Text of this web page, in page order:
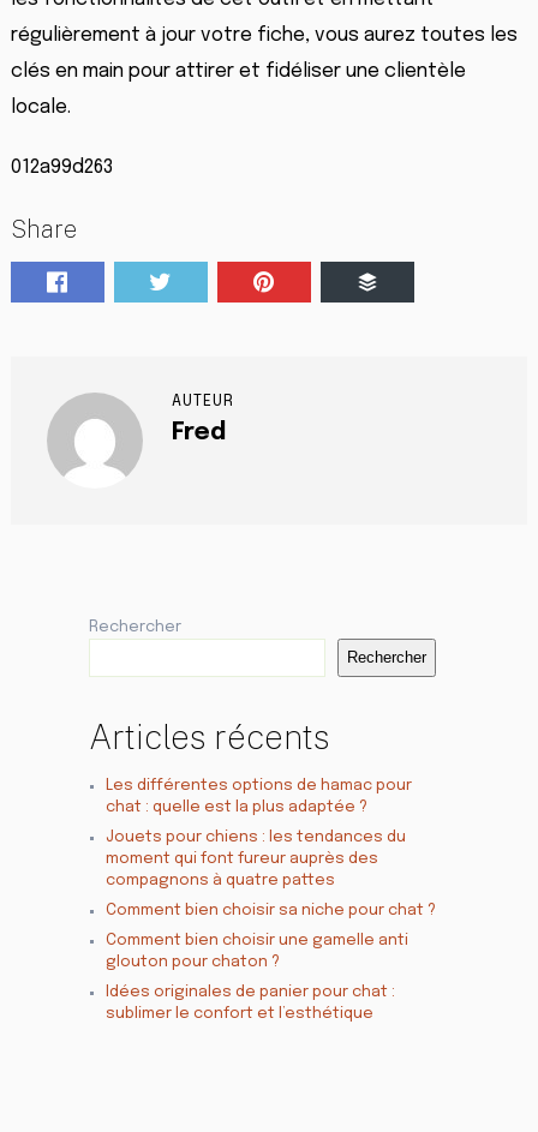
régulièrement à jour votre fiche, vous aurez toutes les
clés en main pour attirer et fidéliser une clientèle
locale.
012a99d263
Share
AUTEUR
Fred
Rechercher
Rechercher
Articles récents
Les différentes options de hamac pour
chat : quelle est la plus adaptée ?
Jouets pour chiens : les tendances du
moment qui font fureur auprès des
compagnons à quatre pattes
Comment bien choisir sa niche pour chat ?
Comment bien choisir une gamelle anti
glouton pour chaton ?
Idées originales de panier pour chat :
sublimer le confort et l’esthétique